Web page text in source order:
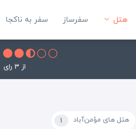
هتل‌ سفرساز سفر به ناکجا
از 3 رای
هتل های مؤمن‌آباد 1